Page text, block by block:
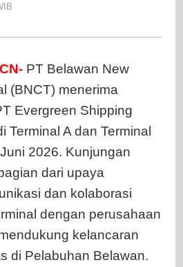
Perkuat
PT Belawan New
(BNCT) menerima
Evergreen Shipping
Terminal A dan Terminal
2026. Kunjungan
dari upaya
dan kolaborasi
dengan perusahaan
kelancaran
di Pelabuhan Belawan.